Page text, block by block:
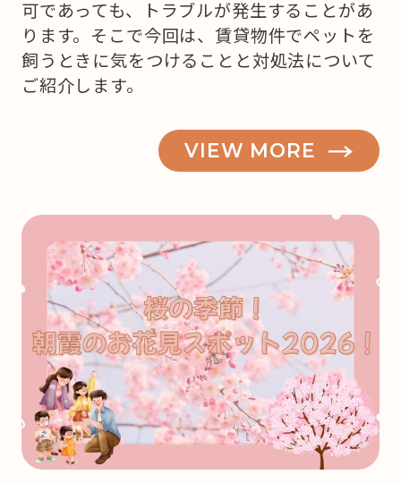
可であっても、トラブルが発生することがあ
ります。そこで今回は、賃貸物件でペットを
飼うときに気をつけることと対処法について
ご紹介します。
VIEW MORE